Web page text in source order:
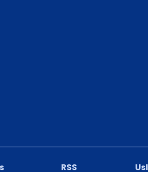
RSS